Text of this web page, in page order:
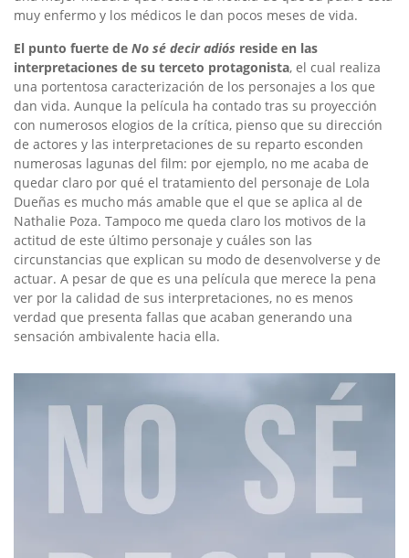
muy enfermo y los médicos le dan pocos meses de vida.
El punto fuerte de No sé decir adiós reside en las
interpretaciones de su terceto protagonista, el cual realiza
una portentosa caracterización de los personajes a los que
dan vida. Aunque la película ha contado tras su proyección
con numerosos elogios de la crítica, pienso que su dirección
de actores y las interpretaciones de su reparto esconden
numerosas lagunas del film: por ejemplo, no me acaba de
quedar claro por qué el tratamiento del personaje de Lola
Dueñas es mucho más amable que el que se aplica al de
Nathalie Poza. Tampoco me queda claro los motivos de la
actitud de este último personaje y cuáles son las
circunstancias que explican su modo de desenvolverse y de
actuar. A pesar de que es una película que merece la pena
ver por la calidad de sus interpretaciones, no es menos
verdad que presenta fallas que acaban generando una
sensación ambivalente hacia ella.